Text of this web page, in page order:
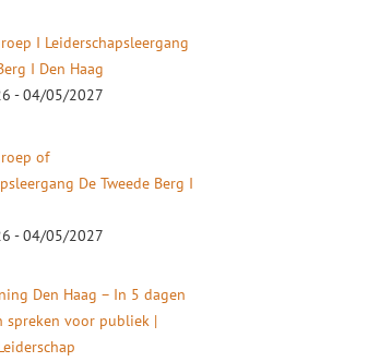
I Leiderschapsleergang
I Den Haag
- 04/05/2027
of
De Tweede Berg I
- 04/05/2027
Den Haag – In 5 dagen
spreken voor publiek |